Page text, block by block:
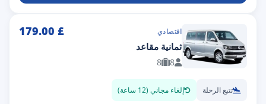
اقتصادي £
179.00
ثمانية مقاعد
8
8
تتبع الرحلة إلغاء مجاني (12 ساعة)